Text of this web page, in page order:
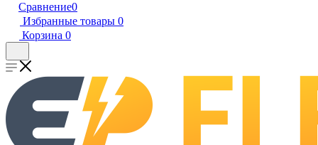
Сравнение0
Избранные товары 0
Корзина 0